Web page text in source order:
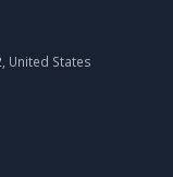
United States